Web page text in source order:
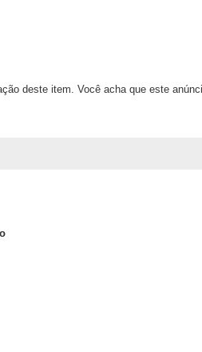
deste item. Você acha que este